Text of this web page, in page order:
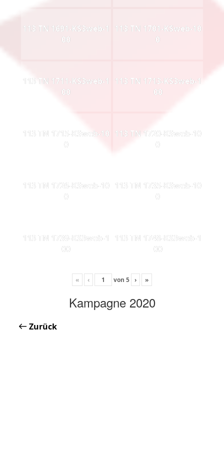
113 TN 1691-KS3web-1
00
113 TN 1701-KSweb-10
0
113 TN 1711-KS3web-1
00
113 TN 1713-KS3web-1
00
113 TN 1715-KSweb-10
0
113 TN 1720-KSweb-10
0
113 TN 1726-KSweb-10
0
113 TN 1735-KSweb-10
0
113 TN 1739-KS3web-1
00
113 TN 1748-KS3web-1
00
« ‹ von 5 › »
Kampagne 2020
Zurück